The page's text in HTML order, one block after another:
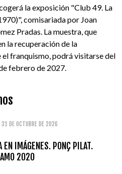
la exposición "Club 49. La
comisariada por Joan
Pradas. La muestra, que
la recuperación de la
franquismo, podrá visitarse del
febrero de 2027.
DE OCTUBRE DE 2026
EN IMÁGENES. PONÇ PILAT.
AMO 2020